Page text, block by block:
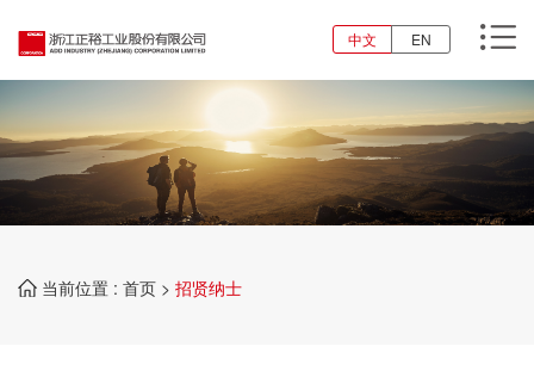
中文 EN
当前位置 : 首页 > 招贤纳士